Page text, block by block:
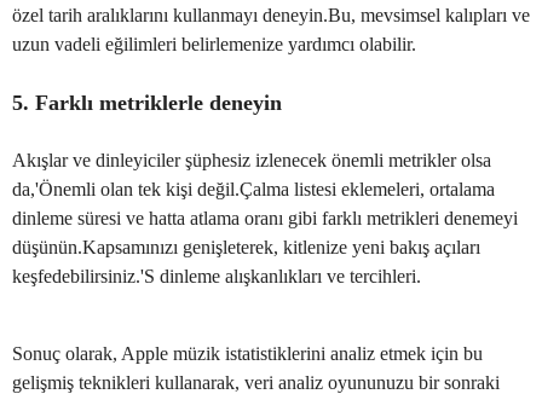
özel tarih aralıklarını kullanmayı deneyin.Bu, mevsimsel kalıpları ve
uzun vadeli eğilimleri belirlemenize yardımcı olabilir.
5. Farklı metriklerle deneyin
Akışlar ve dinleyiciler şüphesiz izlenecek önemli metrikler olsa
da,'Önemli olan tek kişi değil.Çalma listesi eklemeleri, ortalama
dinleme süresi ve hatta atlama oranı gibi farklı metrikleri denemeyi
düşünün.Kapsamınızı genişleterek, kitlenize yeni bakış açıları
keşfedebilirsiniz.'S dinleme alışkanlıkları ve tercihleri.
Sonuç olarak, Apple müzik istatistiklerini analiz etmek için bu
gelişmiş teknikleri kullanarak, veri analiz oyununuzu bir sonraki